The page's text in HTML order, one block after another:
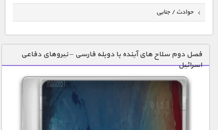
حوادث / جنایی
دنیای خوراکی ها
زمین شناسی / محیط زیست
سازه/ معماری/ مهندسی
سرگرمی
شناخت کودکان
فصل دوم سلاح های آینده با دوبله فارسی – نیروهای دفاعی
اسرائیل